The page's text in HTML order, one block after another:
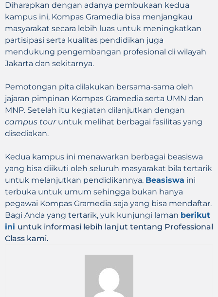
Diharapkan dengan adanya pembukaan kedua
kampus ini, Kompas Gramedia bisa menjangkau
masyarakat secara lebih luas untuk meningkatkan
partisipasi serta kualitas pendidikan juga
mendukung pengembangan profesional di wilayah
Jakarta dan sekitarnya.
Pemotongan pita dilakukan bersama-sama oleh
jajaran pimpinan Kompas Gramedia serta UMN dan
MNP. Setelah itu kegiatan dilanjutkan dengan
campus tour untuk melihat berbagai fasilitas yang
disediakan.
Kedua kampus ini menawarkan berbagai beasiswa
yang bisa diikuti oleh seluruh masyarakat bila tertarik
untuk melanjutkan pendidikannya. Beasiswa ini
terbuka untuk umum sehingga bukan hanya
pegawai Kompas Gramedia saja yang bisa mendaftar.
Bagi Anda yang tertarik, yuk kunjungi laman berikut
ini untuk informasi lebih lanjut tentang Professional
Class kami.